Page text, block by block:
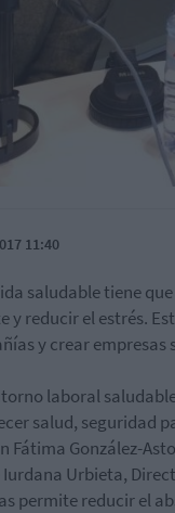
11:40
saludable tiene
y reducir el estrés.
y crear empresas
laboral
salud, seguridad
Fátima González-
Iurdana Urbieta,
permite reducir el